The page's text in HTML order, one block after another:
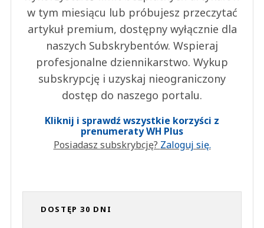
w tym miesiącu lub próbujesz przeczytać
artykuł premium, dostępny wyłącznie dla
naszych Subskrybentów. Wspieraj
profesjonalne dziennikarstwo. Wykup
subskrypcję i uzyskaj nieograniczony
dostęp do naszego portalu.
Kliknij i sprawdź wszystkie korzyści z
prenumeraty WH Plus
Posiadasz subskrybcję? Zaloguj się.
DOSTĘP 30 DNI